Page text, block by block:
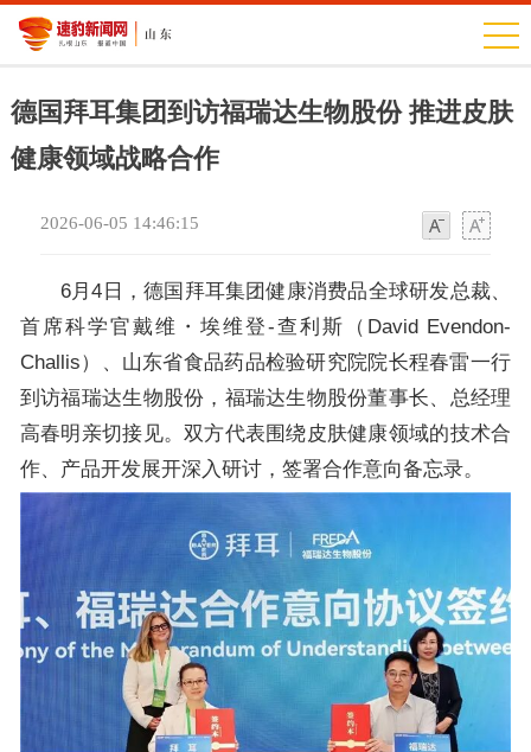
德国拜耳集团到访福瑞达生物股份 推进皮肤
健康领域战略合作
2026-06-05 14:46:15
6月4日，德国拜耳集团健康消费品全球研发总裁、
首席科学官戴维・埃维登-查利斯（David Evendon-
Challis）、山东省食品药品检验研究院院长程春雷一行
到访福瑞达生物股份，福瑞达生物股份董事长、总经理
高春明亲切接见。双方代表围绕皮肤健康领域的技术合
作、产品开发展开深入研讨，签署合作意向备忘录。